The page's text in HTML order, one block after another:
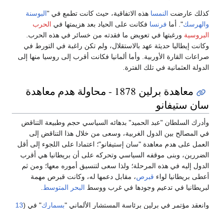
كذلك عارضت النمسا هذه الاتفاقية، حيث كانت تطمع في "البوسنة
والهرسك". أما فرنسا فكانت على الحياد بعد هزيمتها في الحرب
البروسية ورغبتها في تعويض ما فقدته من خسائر في هذه الحرب.
وكانت إيطاليا حديثة عهد بالاستقلال، ولم تكن راغبة في التورط في
صراعات القارة الأوربية. وأما ألمانيا فكانت أقرب إلى روسيا منها إلى
الدولة العثمانية في تلك الفترة.
معاهدة برلين 1878 - محاولة هدم معاهدة
سان ستيفانو
وأدرك السلطان "عبد الحميد" بدهائه السياسي حجم وطبيعة التناقض
في المصالح بين الدول الغربية، وسعى من خلال هذا التناقض إلى
العمل على هدم معاهدة "سان إستيفانو"؛ اعتمادا على اللجوء إلى أقل
الضررين، وبنى موقفه السياسي وتحركه على أن بريطانيا هي أقرب
الدول إليه في هذه المرحلة؛ ولذا سعى لتنسيق أموره معها؛ ومن ثم
أعطى بريطانيا لواء قبرص، مقابل دعمها له، وكانت قبرص مهمة
لبريطانيا في تدعيم وجودها في غرب ووسط البحر المتوسط.
وانعقد مؤتمر في برلين برئاسة المستشار الألماني "بسمارك" في (13